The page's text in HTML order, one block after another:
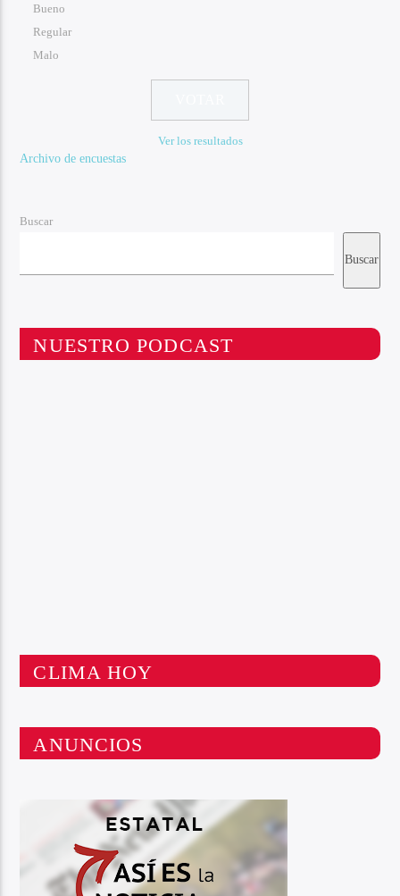
Bueno
Regular
Malo
Ver los resultados
Archivo de encuestas
Buscar
Buscar
NUESTRO PODCAST
CLIMA HOY
ANUNCIOS